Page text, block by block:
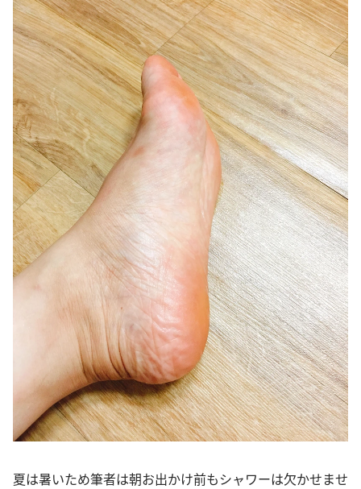
夏は暑いため筆者は朝お出かけ前もシャワーは欠かせませ